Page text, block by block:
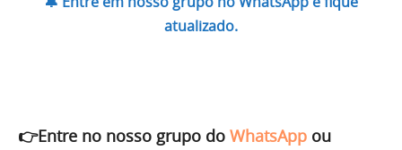
atualizado.
👉Entre no nosso grupo do WhatsApp ou